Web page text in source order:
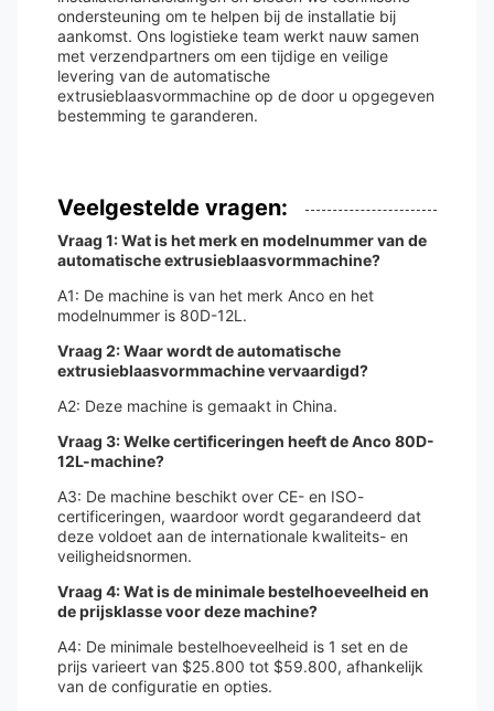
ondersteuning om te helpen bij de installatie bij
aankomst. Ons logistieke team werkt nauw samen
met verzendpartners om een ​​tijdige en veilige
levering van de automatische
extrusieblaasvormmachine op de door u opgegeven
bestemming te garanderen.
Veelgestelde vragen:
Vraag 1: Wat is het merk en modelnummer van de
automatische extrusieblaasvormmachine?
A1: De machine is van het merk Anco en het
modelnummer is 80D-12L.
Vraag 2: Waar wordt de automatische
extrusieblaasvormmachine vervaardigd?
A2: Deze machine is gemaakt in China.
Vraag 3: Welke certificeringen heeft de Anco 80D-
12L-machine?
A3: De machine beschikt over CE- en ISO-
certificeringen, waardoor wordt gegarandeerd dat
deze voldoet aan de internationale kwaliteits- en
veiligheidsnormen.
Vraag 4: Wat is de minimale bestelhoeveelheid en
de prijsklasse voor deze machine?
A4: De minimale bestelhoeveelheid is 1 set en de
prijs varieert van $25.800 tot $59.800, afhankelijk
van de configuratie en opties.